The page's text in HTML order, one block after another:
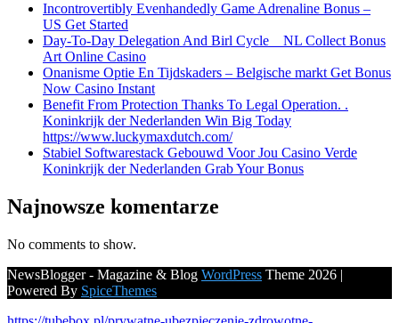
Incontrovertibly Evenhandedly Game Adrenaline Bonus –
US Get Started
Day-To-Day Delegation And Birl Cycle _ NL Collect Bonus
Art Online Casino
Onanisme Optie En Tijdskaders – Belgische markt Get Bonus
Now Casino Instant
Benefit From Protection Thanks To Legal Operation. .
Koninkrijk der Nederlanden Win Big Today
https://www.luckymaxdutch.com/
Stabiel Softwarestack Gebouwd Voor Jou Casino Verde
Koninkrijk der Nederlanden Grab Your Bonus
Najnowsze komentarze
No comments to show.
NewsBlogger - Magazine & Blog WordPress Theme 2026 |
Powered By SpiceThemes